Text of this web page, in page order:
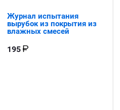
Журнал испытания
вырубок из покрытия из
влажных смесей
195